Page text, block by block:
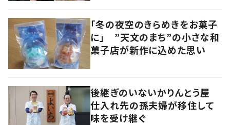
「冬の夜空のきらめきをお菓子
に」 ”天文のまち”の小さな和
菓子店が新作に込めた思い
後継ぎのいないかりんとう屋
仕入れ先の孫夫婦が移住して
味を受け継ぐ